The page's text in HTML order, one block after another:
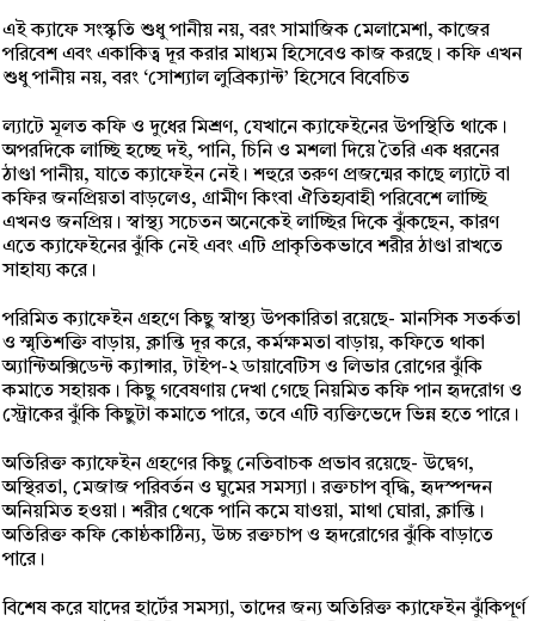
এই ক্যাফে সংস্কৃতি শুধু পানীয় নয়, বরং সামাজিক মেলামেশা, কাজের
পরিবেশ এবং একাকিত্ব দূর করার মাধ্যম হিসেবেও কাজ করছে। কফি এখন
শুধু পানীয় নয়, বরং ‘সোশ্যাল লুব্রিক্যান্ট’ হিসেবে বিবেচিত
ল্যাটে মূলত কফি ও দুধের মিশ্রণ, যেখানে ক্যাফেইনের উপস্থিতি থাকে।
অপরদিকে লাচ্ছি হচ্ছে দই, পানি, চিনি ও মশলা দিয়ে তৈরি এক ধরনের
ঠাণ্ডা পানীয়, যাতে ক্যাফেইন নেই। শহুরে তরুণ প্রজন্মের কাছে ল্যাটে বা
কফির জনপ্রিয়তা বাড়লেও, গ্রামীণ কিংবা ঐতিহ্যবাহী পরিবেশে লাচ্ছি
এখনও জনপ্রিয়। স্বাস্থ্য সচেতন অনেকেই লাচ্ছির দিকে ঝুঁকছেন, কারণ
এতে ক্যাফেইনের ঝুঁকি নেই এবং এটি প্রাকৃতিকভাবে শরীর ঠাণ্ডা রাখতে
সাহায্য করে।
পরিমিত ক্যাফেইন গ্রহণে কিছু স্বাস্থ্য উপকারিতা রয়েছে- মানসিক সতর্কতা
ও স্মৃতিশক্তি বাড়ায়, ক্লান্তি দূর করে, কর্মক্ষমতা বাড়ায়, কফিতে থাকা
অ্যান্টিঅক্সিডেন্ট ক্যান্সার, টাইপ-২ ডায়াবেটিস ও লিভার রোগের ঝুঁকি
কমাতে সহায়ক। কিছু গবেষণায় দেখা গেছে নিয়মিত কফি পান হৃদরোগ ও
স্ট্রোকের ঝুঁকি কিছুটা কমাতে পারে, তবে এটি ব্যক্তিভেদে ভিন্ন হতে পারে।
অতিরিক্ত ক্যাফেইন গ্রহণের কিছু নেতিবাচক প্রভাব রয়েছে- উদ্বেগ,
অস্থিরতা, মেজাজ পরিবর্তন ও ঘুমের সমস্যা। রক্তচাপ বৃদ্ধি, হৃদস্পন্দন
অনিয়মিত হওয়া। শরীর থেকে পানি কমে যাওয়া, মাথা ঘোরা, ক্লান্তি।
অতিরিক্ত কফি কোষ্ঠকাঠিন্য, উচ্চ রক্তচাপ ও হৃদরোগের ঝুঁকি বাড়াতে
পারে।
বিশেষ করে যাদের হার্টের সমস্যা, তাদের জন্য অতিরিক্ত ক্যাফেইন ঝুঁকিপূর্ণ